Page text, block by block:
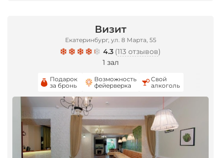
Визит
Екатеринбург, ул. 8 Марта, 55
4.3 (113 отзывов)
1 зал
Подарок
за бронь
Возможность
фейерверка
Свой
алкоголь